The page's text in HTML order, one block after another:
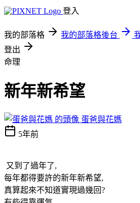
登入
我的部落格 我的部落格後台
登出
命理
新年新希望
蛋爸與花媽
5年前
又到了過年了,
每年都得要許的新年新希望,
真算起來不知道實現過幾回?